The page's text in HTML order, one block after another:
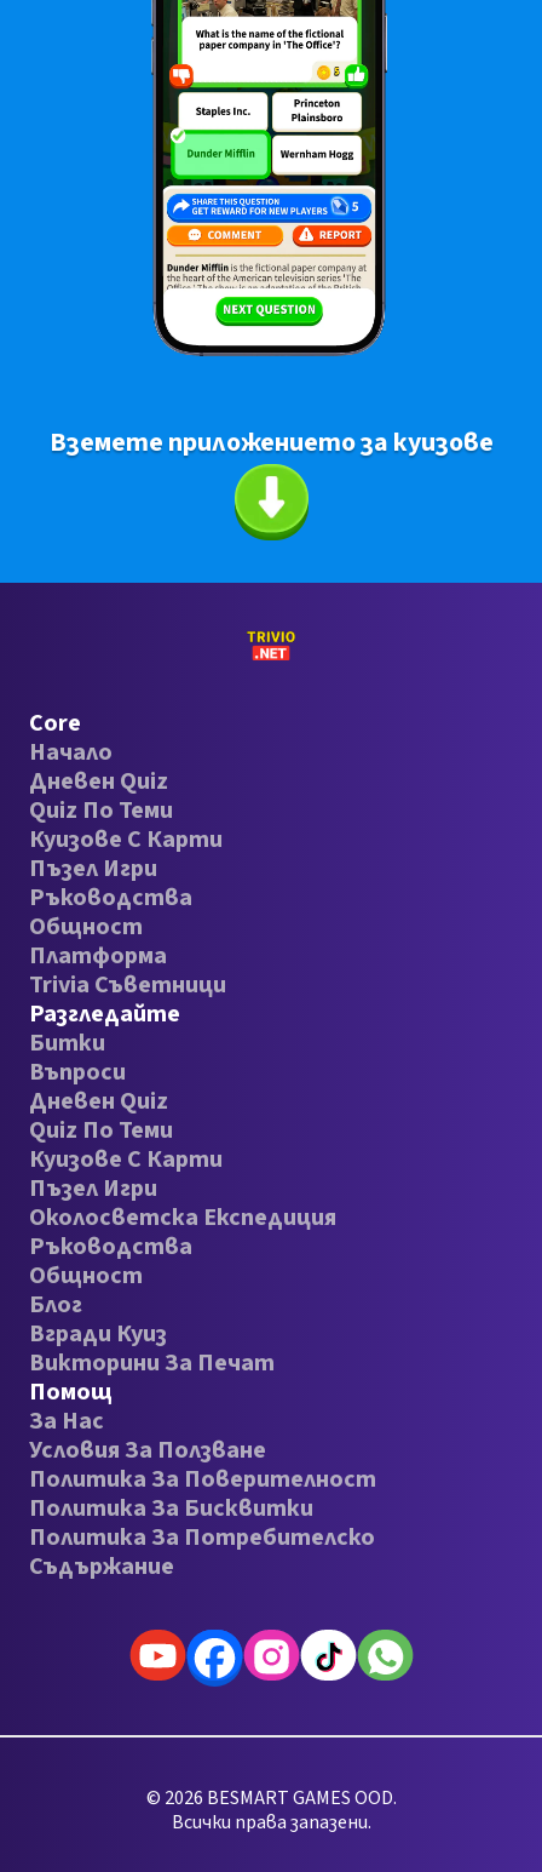
Вземете приложението за куизове
Core
Начало
Дневен Quiz
Quiz По Теми
Куизове С Карти
Пъзел Игри
Ръководства
Общност
Платформа
Trivia Съветници
Разгледайте
Битки
Въпроси
Дневен Quiz
Quiz По Теми
Куизове С Карти
Пъзел Игри
Околосветска Експедиция
Ръководства
Общност
Блог
Вгради Куиз
Викторини За Печат
Помощ
За Нас
Условия За Ползване
Политика За Поверителност
Политика За Бисквитки
Политика За Потребителско
Съдържание
© 2026 BESMART GAMES OOD.
Всички права запазени.